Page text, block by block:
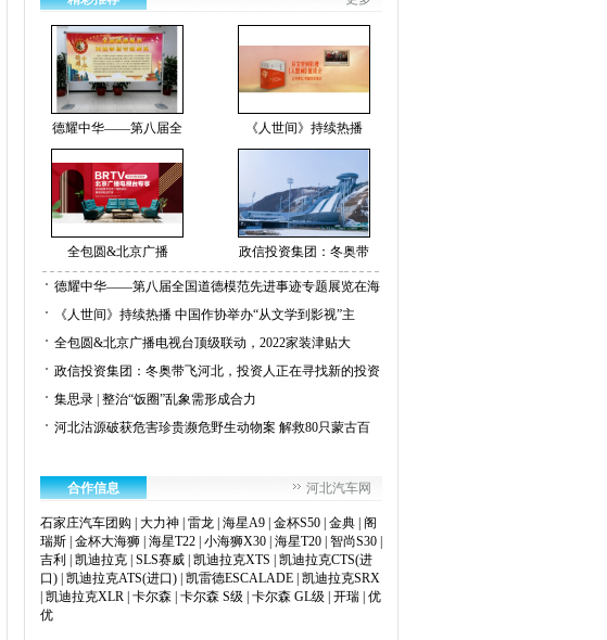
德耀中华——第八届全 《人世间》持续热播
全包圆&北京广播 政信投资集团：冬奥带
德耀中华——第八届全国道德模范先进事迹专题展览在海
《人世间》持续热播 中国作协举办“从文学到影视”主
全包圆&北京广播电视台顶级联动，2022家装津贴大
政信投资集团：冬奥带飞河北，投资人正在寻找新的投资
集思录 | 整治“饭圈”乱象需形成合力
河北沽源破获危害珍贵濒危野生动物案 解救80只蒙古百
合作信息 河北汽车网
石家庄汽车团购 大力神 雷龙 海星A9 金杯S50 金典 阁
瑞斯 金杯大海狮 海星T22 小海狮X30 海星T20 智尚S30
吉利
凯迪拉克 SLS赛威 凯迪拉克XTS
凯迪拉克CTS(进
口) 凯迪拉克ATS(进口) 凯雷德ESCALADE 凯迪拉克SRX
凯迪拉克XLR 卡尔森 卡尔森 S级 卡尔森 GL级 开瑞 优
优